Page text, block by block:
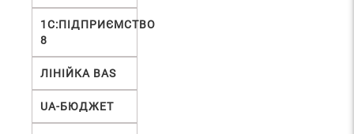
1С:ПІДПРИЄМСТВО
8
ЛІНІЙКА BAS
UA-БЮДЖЕТ